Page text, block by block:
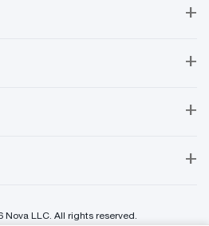
+
+
+
+
Nova LLC. All rights reserved.